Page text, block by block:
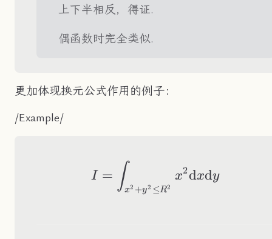
上下半相反，得证.
偶函数时完全类似.
更加体现换元公式作用的例子：
/Example/
I = ∫x2 +y2 ≤R2
x2dxdy